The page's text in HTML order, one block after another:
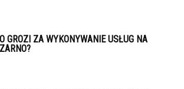
GROZI ZA WYKONYWANIE USŁUG NA